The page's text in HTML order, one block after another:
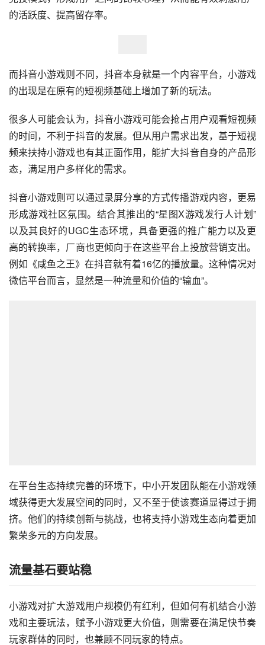
的活跃度、提高留存率。
而抖音小游戏则不同，抖音本身就是一个内容平台，小游戏
的出现是在原有的短视频基础上增加了新的玩法。
很多人可能会认为，抖音小游戏可能会抢占用户观看短视频
的时间，不利于抖音的发展。但从用户需求出发，基于短视
频来扶持小游戏也有其正面作用，能扩大抖音自身的产品形
态，满足用户多样化的需求。
抖音小游戏则可以通过录屏分享的方式传播游戏内容，更易
形成游戏社区氛围。结合其推出的“星图X游戏发行人计划”
以及其良好的UGC生态环境，具备更强的推广能力以及更
高的转换率，厂商也更倾向于在这些平台上投放营销支出。
例如《咸鱼之王》在抖音就有着16亿的播放量。这种情况对
微信平台而言，显然是一种流量和价值的“输血”。
在平台生态持续完善的环境下，中小开发团队能在小游戏领
域获得更大发展空间的同时，又不至于使该赛道显得过于拥
挤。他们的持续创新与挑战，也将支持小游戏生态向着更加
繁荣多元的方向发展。
流量基石要站稳
小游戏对扩大游戏用户规模仍有红利，但如何有机结合小游
戏和主要玩法，赋予小游戏更大价值，则需要在满足快节奏
玩家群体的同时，也兼顾不同玩家的特点。